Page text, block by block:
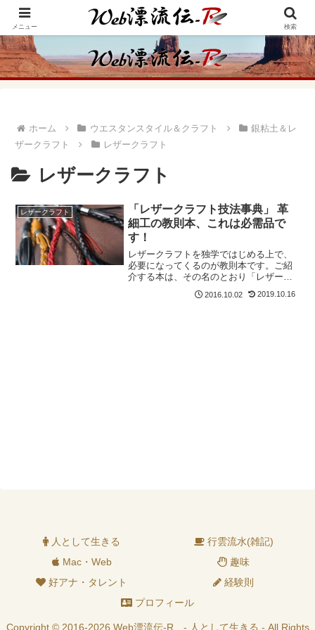
アメリカ・インディアンの思想・生き方からの学びをメインに、趣味や経験則
からの情報を発信
ホーム ウエスタンスタイル＆クラフト
銀粘土＆レ
ザークラフト
レザークラフト
レザークラフト
レザークラフト
「レザークラフト技法事典」 革
細工の教則本、これは必需品で
す！
レザークラフトを独学ではじめる上で、
必要になってくるのが教則本です。ご紹
介する本は、その名のとおり「レザーク
ラフト技法」を詳しく写真入りで説明し
ている教則本です。「基本的な技法から
2016.10.02 2019.10.16
人として生きる
行雲流水(雑記)
Mac・Web
趣味
好アナ・タレント
経験則
プロフィール
Copyright © 2016-2026 Web漂流伝-R - 人として生きる - All Rights
メニュー 検索